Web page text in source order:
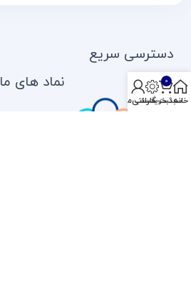
دسترسی سریع
نماد های ما
خانه
0
سبد خرید
ثبت گارانتی
حساب من